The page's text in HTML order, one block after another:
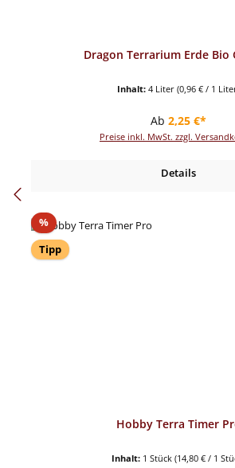
Dragon Terrarium Erde Bio
Inhalt: 4 Liter (0,96 € / 1
Regulärer Preis:
Ab 2,25 €*
Preise inkl. MwSt. zzgl.
Details
%Rabatt
Tipp
Hobby Terra Timer
Inhalt: 1 Stück (14,80 € / 1